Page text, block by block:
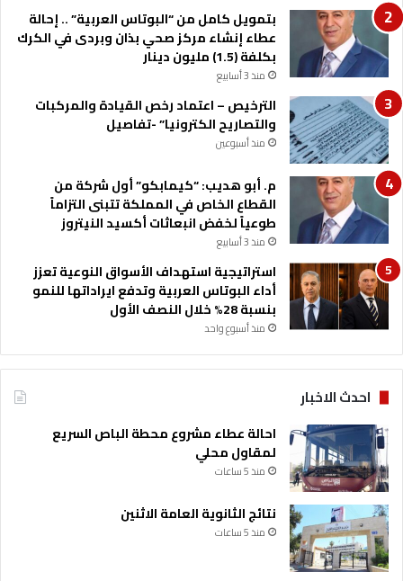
بتمويل كامل من “البوتاس العربية” .. إحالة
عطاء إنشاء مركز صحي بذان وبردى في الكرك
بكلفة (1.5) مليون دينار
منذ 3 أسابيع
الترخيص – اعتماد رخص القيادة والمركبات
والتصاريح الكترونيا” -تفاصيل
منذ أسبوعين
م. أبو هديب: “كيمابكو” أول شركة من
القطاع الخاص في المملكة تتبنى التزاماً
طوعياً لخفض انبعاثات أكسيد النيتروز
منذ 3 أسابيع
استراتيجية استهداف الأسواق النوعية تعزز
أداء البوتاس العربية وتدفع ايراداتها للنمو
بنسبة 28% خلال النصف الأول
منذ أسبوع واحد
احدث الاخبار
احالة عطاء مشروع محطة الباص السريع
لمقاول محلي
منذ 5 ساعات
نتائج الثانوية العامة الاثنين
منذ 5 ساعات